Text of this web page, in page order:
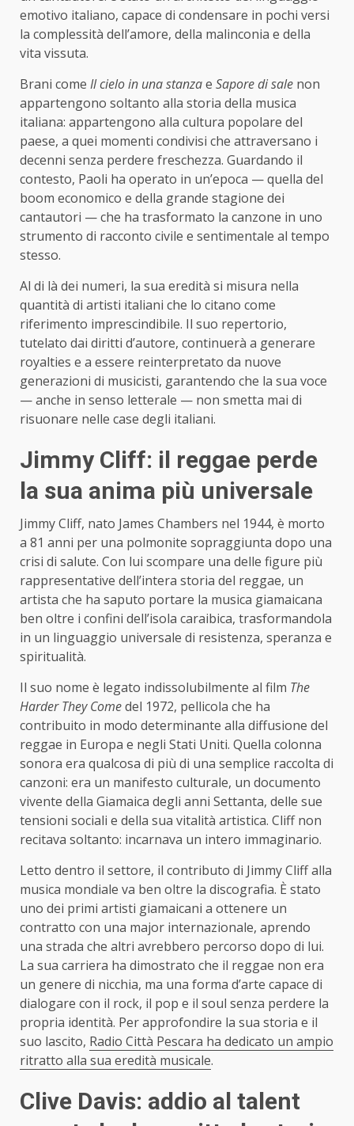
emotivo italiano, capace di condensare in pochi versi
la complessità dell’amore, della malinconia e della
vita vissuta.
Brani come Il cielo in una stanzae Sapore di sale non
appartengono soltanto alla storia della musica
italiana: appartengono alla cultura popolare del
paese, a quei momenti condivisi che attraversano i
decenni senza perdere freschezza. Guardando il
contesto, Paoli ha operato in un’epoca — quella del
boom economico e della grande stagione dei
cantautori — che ha trasformato la canzone in uno
strumento di racconto civile e sentimentale al tempo
stesso.
Al di là dei numeri, la sua eredità si misura nella
quantità di artisti italiani che lo citano come
riferimento imprescindibile. Il suo repertorio,
tutelato dai diritti d’autore, continuerà a generare
royalties e a essere reinterpretato da nuove
generazioni di musicisti, garantendo che la sua voce
— anche in senso letterale — non smetta mai di
risuonare nelle case degli italiani.
Jimmy Cliff: il reggae perde
la sua anima più universale
Jimmy Cliff, nato James Chambers nel 1944, è morto
a 81 anni per una polmonite sopraggiunta dopo una
crisi di salute. Con lui scompare una delle figure più
rappresentative dell’intera storia del reggae, un
artista che ha saputo portare la musica giamaicana
ben oltre i confini dell’isola caraibica, trasformandola
in un linguaggio universale di resistenza, speranza e
spiritualità.
Il suo nome è legato indissolubilmente al film The
Harder They Comedel 1972, pellicola che ha
contribuito in modo determinante alla diffusione del
reggae in Europa e negli Stati Uniti. Quella colonna
sonora era qualcosa di più di una semplice raccolta di
canzoni: era un manifesto culturale, un documento
vivente della Giamaica degli anni Settanta, delle sue
tensioni sociali e della sua vitalità artistica. Cliff non
recitava soltanto: incarnava un intero immaginario.
Letto dentro il settore, il contributo di Jimmy Cliff alla
musica mondiale va ben oltre la discografia. È stato
uno dei primi artisti giamaicani a ottenere un
contratto con una major internazionale, aprendo
una strada che altri avrebbero percorso dopo di lui.
La sua carriera ha dimostrato che il reggae non era
un genere di nicchia, ma una forma d’arte capace di
dialogare con il rock, il pop e il soul senza perdere la
propria identità. Per approfondire la sua storia e il
suo lascito, Radio Città Pescara ha dedicato un ampio
ritratto alla sua eredità musicale.
Clive Davis: addio al talent